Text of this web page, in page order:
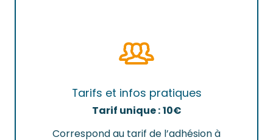
Tarifs et infos pratiques
Tarif unique :10€
Correspond au tarif de l’adhésion à